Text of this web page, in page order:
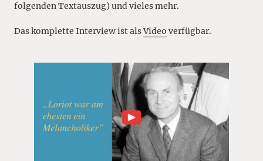
folgenden Textauszug) und vieles mehr.
Das komplette Interview ist alsVideo verfügbar.